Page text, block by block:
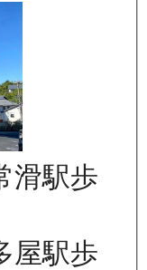
滑駅歩
屋駅歩